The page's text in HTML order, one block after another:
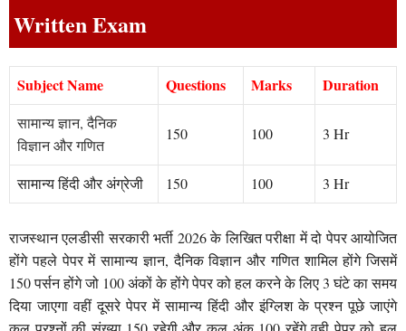
Written Exam
Subject Name Questions Marks Duration
सामान्य ज्ञान,दैनिक
विज्ञान और गणित
150 100 3 Hr
सामान्य हिंदी और अंग्रेजी 150 100 3 Hr
राजस्थान एलडीसी सरकारी भर्ती 2026 के लिखित परीक्षा में दो पेपर आयोजित
होंगे पहले पेपर में सामान्य ज्ञान, दैनिक विज्ञान और गणित शामिल होंगे जिसमें
150 पर्सन होंगे जो 100 अंकों के होंगे पेपर को हल करने के लिए 3 घंटे का समय
दिया जाएगा वहीं दूसरे पेपर में सामान्य हिंदी और इंग्लिश के प्रश्न पूछे जाएंगे